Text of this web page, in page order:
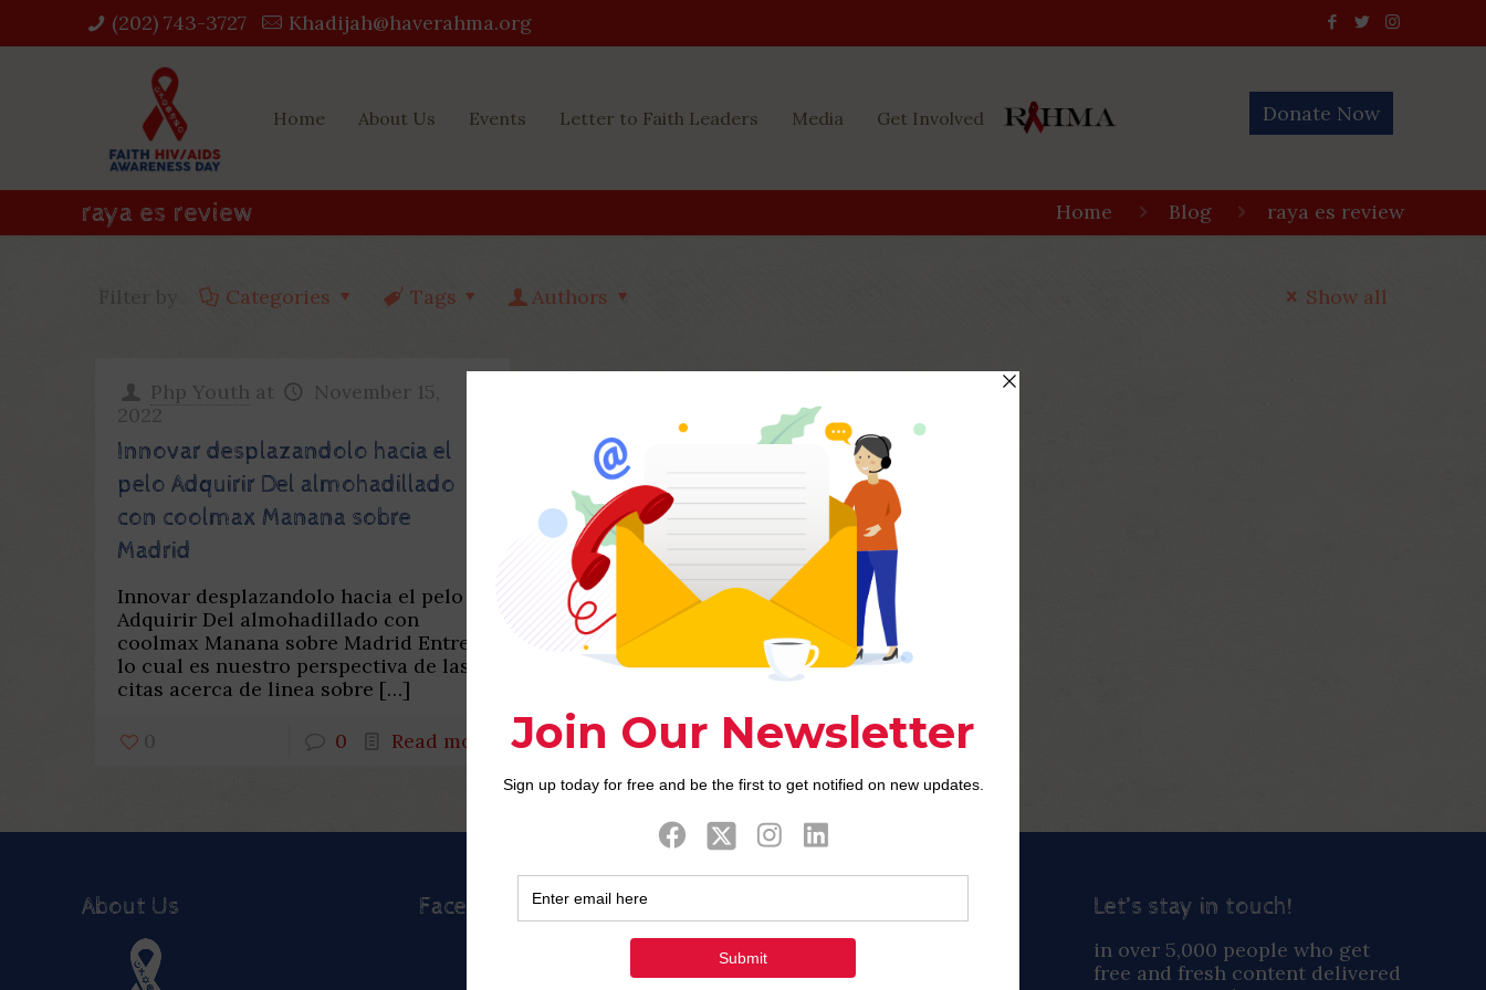
(202) 743-3727‬ Khadijah@haverahma.org
Home About Us Events Letter to Faith Leaders Media Get Involved Donate Now
raya es review Home Blog raya es review
Categories Tags Authors Show all
Php Youth at
November 15,
2022
Innovar desplazandolo hacia el
pelo Adquirir Del almohadillado
con coolmax Manana sobre
Madrid
Innovar desplazandolo hacia el pelo
Adquirir Del almohadillado con
coolmax Manana sobre Madrid Entre
lo cual es nuestro perspectiva de las
citas acerca de linea sobre […]
0 0 Read more
About Us Facebook
Tweets by FaithAIDSDay
Let’s stay in touch!
in over 5,000 people who get
free and fresh content delivered